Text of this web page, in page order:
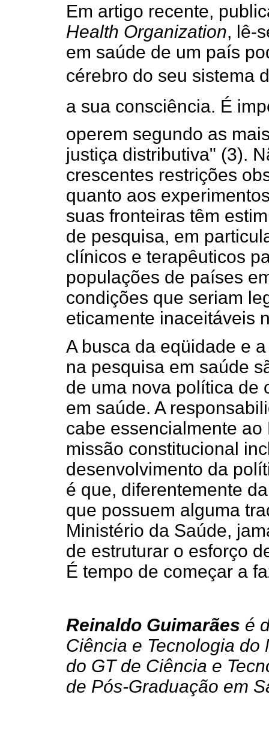
Em artigo recente,
Health Organization, lê-
em saúde de um país
cérebro do seu
a sua consciência. É
operem segundo as
justiça distributiva" (3).
crescentes restrições
quanto aos
suas fronteiras têm
de pesquisa, em
clínicos e terapêuticos
populações de países
condições que seriam
eticamente inaceitáveis
A busca da eqüidade e
na pesquisa em saúde
de uma nova política de
em saúde. A
cabe essencialmente
missão constitucional
desenvolvimento da
é que, diferentemente
que possuem alguma
Ministério da Saúde,
de estruturar o esforço
É tempo de começar a
Reinaldo Guimarães é
Ciência e Tecnologia do
do GT de Ciência e
de Pós-Graduação em